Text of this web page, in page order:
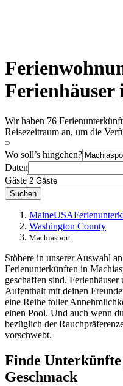
Wir haben 76
Reisezeitraum an, um die
Wo soll’s hingehen?
Daten
Gäste
Suchen
MaineUSA
Washington County
Machiasport
Stöbere in unserer Auswahl
Ferienunterkünften in
geschaffen sind.
Aufenthalt mit deinen
eine Reihe toller
einen Pool. Und auch wenn
bezüglich der
vorschwebt.
Finde Unterkünfte
Geschmack